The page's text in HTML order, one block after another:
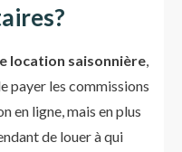
location saisonnière,
payer les commissions
en ligne, mais en plus
de louer à qui